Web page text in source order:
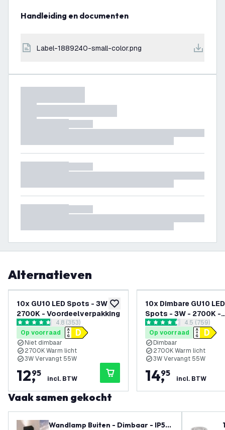
Handleiding en documenten
label-1889240-small-color.png
Alternatieven
toevoegen aan verlanglijst
10x GU10 LED Spots - 3W -
2700K - Voordeelverpakking
reviews drawer openen
4.8 score sterren4.8 (353)
Op voorraad
Niet dimbaar
2700K Warm licht
3W Vervangt 55W
12,
95
incl. BTW
10x Dimbare GU10 LED
Spots - 3W - 2700K -
Voordeelverpakking
reviews
4.5 score sterren4.5 (759)
Op voorraad
Dimbaar
2700K Warm licht
3W Vervangt 55W
14,
95
incl. BTW
Vaak samen gekocht
Wandlamp Buiten - Dimbaar - IP54